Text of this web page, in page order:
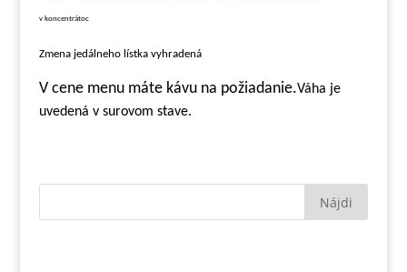
v koncentrátoc
Zmena jedálneho lístka vyhradená
V cene menu máte kávu na požiadanie.Váha je
uvedená v surovom stave.